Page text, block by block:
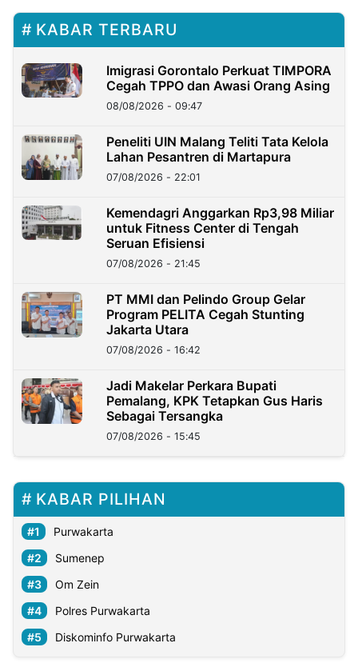
KABAR TERBARU
Imigrasi Gorontalo Perkuat TIMPORA
Cegah TPPO dan Awasi Orang Asing
08/08/2026 - 09:47
Peneliti UIN Malang Teliti Tata Kelola
Lahan Pesantren di Martapura
07/08/2026 - 22:01
Kemendagri Anggarkan Rp3,98 Miliar
untuk Fitness Center di Tengah
Seruan Efisiensi
07/08/2026 - 21:45
PT MMI dan Pelindo Group Gelar
Program PELITA Cegah Stunting
Jakarta Utara
07/08/2026 - 16:42
Jadi Makelar Perkara Bupati
Pemalang, KPK Tetapkan Gus Haris
Sebagai Tersangka
07/08/2026 - 15:45
KABAR PILIHAN
Purwakarta
Sumenep
Om Zein
Polres Purwakarta
Diskominfo Purwakarta